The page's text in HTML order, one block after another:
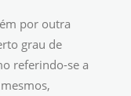
por outra
grau de
referindo-se a